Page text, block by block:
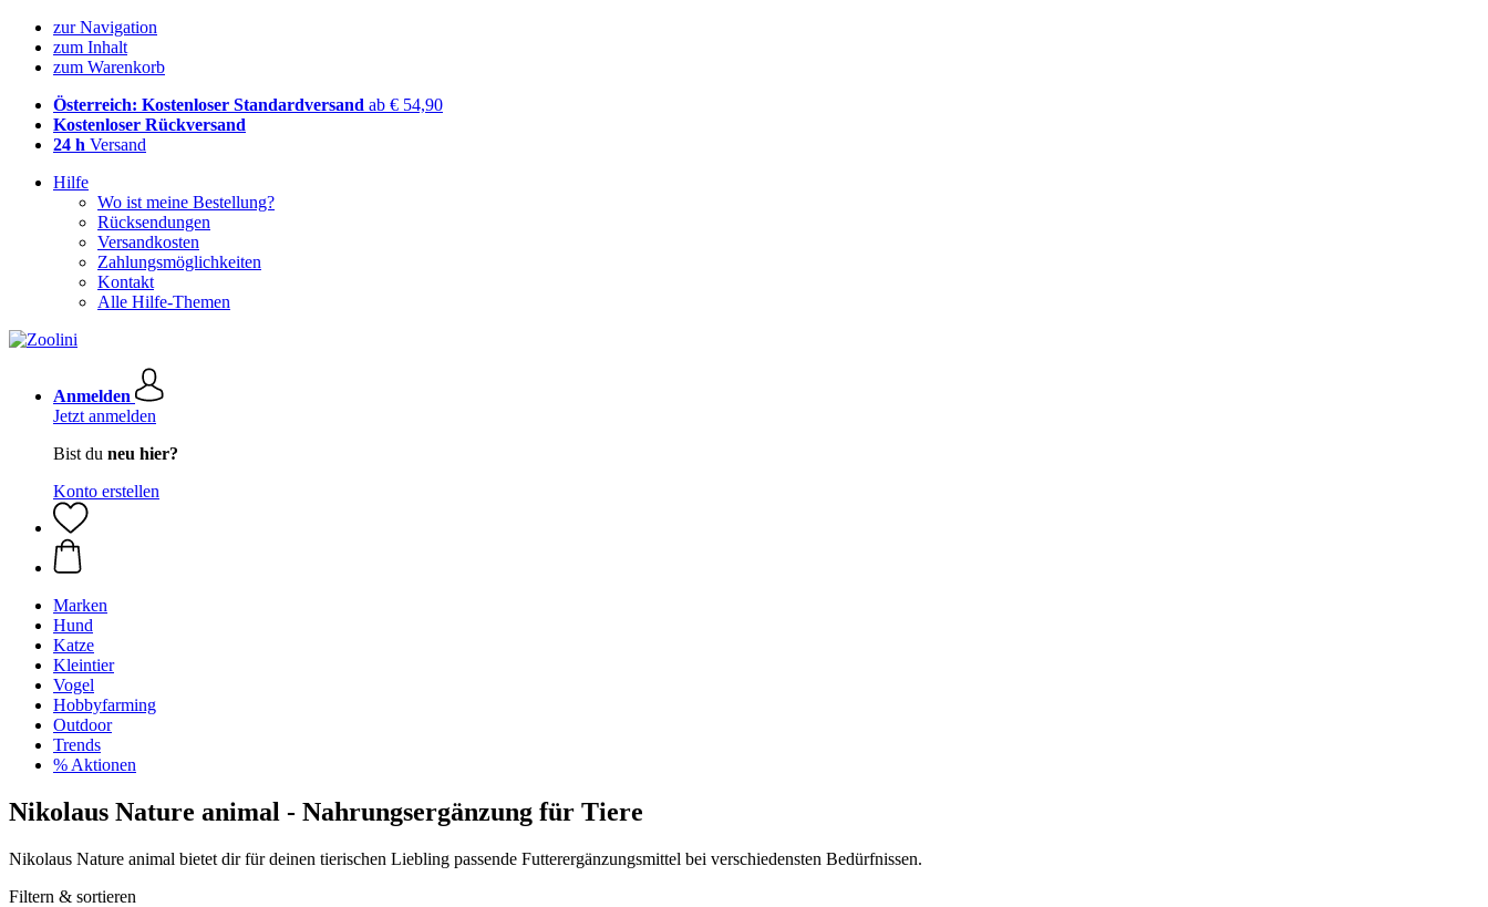
zur Navigation
zum Inhalt
zum Warenkorb
Österreich: Kostenloser Standardversand ab € 54,90
Kostenloser Rückversand
24 h Versand
Hilfe
Wo ist meine Bestellung?
Rücksendungen
Versandkosten
Zahlungsmöglichkeiten
Kontakt
Alle Hilfe-Themen
Anmelden
Jetzt anmelden
Bist du neu hier?
Konto erstellen
Marken
Hund
Katze
Kleintier
Vogel
Hobbyfarming
Outdoor
Trends
% Aktionen
Nikolaus Nature animal - Nahrungsergänzung für Tiere
Nikolaus Nature animal bietet dir für deinen tierischen Liebling passende Futterergänzungsmittel bei verschiedensten Bedürfnissen.
Filtern & sortieren